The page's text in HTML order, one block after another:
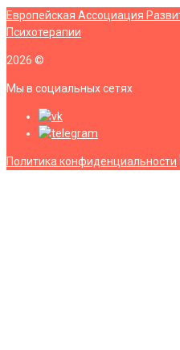
Европейская Ассоциация
Психотерапии
2026 ©
Мы в социальных сетях
Политика конфиденциальности